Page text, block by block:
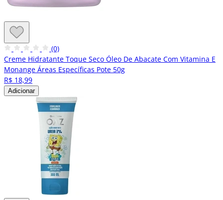
(0)
Creme Hidratante Toque Seco Óleo De Abacate Com Vitamina E
Monange Áreas Específicas Pote 50g
R$ 18,99
Adicionar